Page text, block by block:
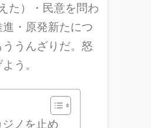
た）・民意を問わ
・原発新たにつ
ううんざりだ。怒
う。
ジノを止め